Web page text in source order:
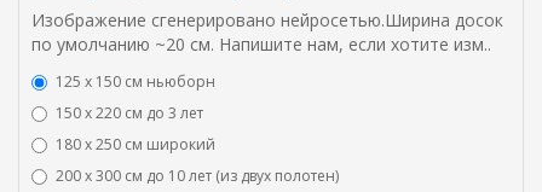
Изображение сгенерировано нейросетью.Ширина досок
по умолчанию ~20 см. Напишите нам, если хотите изм..
125 x 150 см ньюборн
150 х 220 см до 3 лет
180 х 250 см широкий
200 х 300 см до 10 лет (из двух полотен)